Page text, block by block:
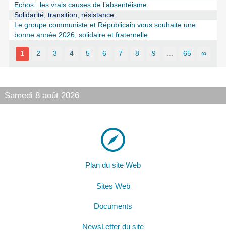
Echos : les vrais causes de l’absentéisme
Solidarité, transition, résistance.
Le groupe communiste et Républicain vous souhaite une
bonne année 2026, solidaire et fraternelle.
1 2 3 4 5 6 7 8 9 65 ∞
Samedi 8 août 2026
Plan du site Web
Sites Web
Documents
NewsLetter du site